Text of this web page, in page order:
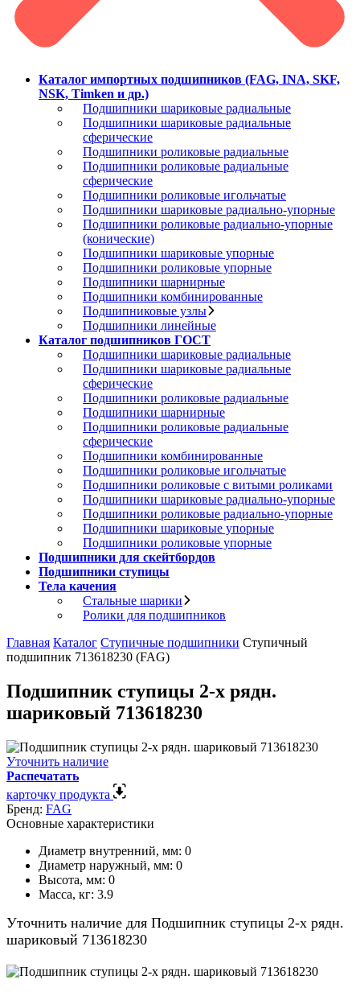
Каталог импортных подшипников (FAG, INA, SKF,
NSK, Timken и др.)
Подшипники шариковые радиальные
Подшипники шариковые радиальные
сферические
Подшипники роликовые радиальные
Подшипники роликовые радиальные
сферические
Подшипники роликовые игольчатые
Подшипники шариковые радиально-упорные
Подшипники роликовые радиально-упорные
(конические)
Подшипники шариковые упорные
Подшипники роликовые упорные
Подшипники шарнирные
Подшипники комбинированные
Подшипниковые узлы
Подшипники линейные
Каталог подшипников ГОСТ
Подшипники шариковые радиальные
Подшипники шариковые радиальные
сферические
Подшипники роликовые радиальные
Подшипники шарнирные
Подшипники роликовые радиальные
сферические
Подшипники комбинированные
Подшипники роликовые игольчатые
Подшипники роликовые с витыми роликами
Подшипники шариковые радиально-упорные
Подшипники роликовые радиально-упорные
Подшипники шариковые упорные
Подшипники роликовые упорные
Подшипники для скейтбордов
Подшипники ступицы
Тела качения
Стальные шарики
Ролики для подшипников
Главная Каталог Ступичные подшипники Ступичный
подшипник 713618230 (FAG)
Подшипник ступицы 2-х рядн.
шариковый 713618230
Уточнить наличие
Распечатать
карточку продукта
Бренд: FAG
Основные характеристики
Диаметр внутренний, мм: 0
Диаметр наружный, мм: 0
Высота, мм: 0
Масса, кг: 3.9
Уточнить наличие для Подшипник ступицы 2-х рядн.
шариковый 713618230